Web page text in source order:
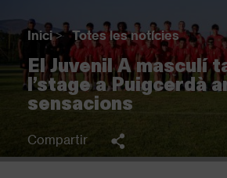
Fil
d'Ariadna
Inici > Totes les notícies
El Juvenil A masculí
l’stage a Puigcerdà
sensacions
Compartir